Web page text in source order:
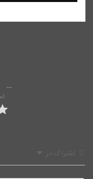
اشتراک در